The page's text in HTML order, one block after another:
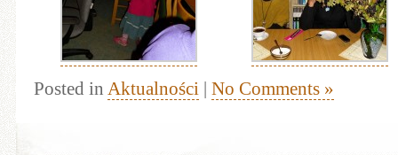
Posted in Aktualności | No Comments »